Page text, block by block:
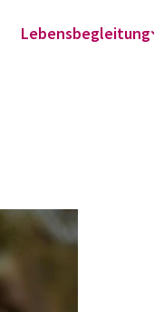
Lebensbegleitung